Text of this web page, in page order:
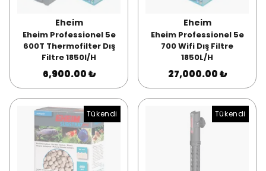
Eheim
Eheim Professionel 5e
600T Thermofilter Dış
Filtre 1850l/H
6,900.00 ₺
Eheim
Eheim Professionel 5e
700 Wifi Dış Filtre
1850L/H
27,000.00 ₺
Tükendi Tükendi